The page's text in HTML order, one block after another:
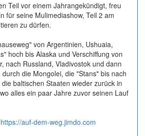
Teil vor einem Jahrangekündigt, freu
für seine Mulimediashow, Teil 2 am
zu dürfen.
von Argentinien, Ushuaia,
hoch bis Alaska und Verschiffung von
nach Russland, Vladivostok und dann
die Mongolei, die "Stans" bis nach
baltischen Staaten wieder zurück in
alles ein paar Jahre zuvor seinen Lauf
https://auf-dem-weg.jimdo.com